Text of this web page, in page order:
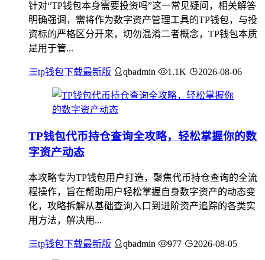
针对“TP钱包本身需要投资吗”这一常见疑问，相关解答
明确强调，需将作为数字资产管理工具的TP钱包，与投
资标的严格区分开来，切勿混淆二者概念，TP钱包本质
是用于管...
tp钱包下载最新版 qbadmin 1.1K 2026-08-06
TP钱包代币持仓查询全攻略，轻松掌握你的数
字资产动态
本攻略专为TP钱包用户打造，聚焦代币持仓查询的全流
程操作，旨在帮助用户轻松掌握自身数字资产的动态变
化，攻略拆解从基础查询入口到进阶资产追踪的各类实
用方法，解决用...
tp钱包下载最新版 qbadmin 977 2026-08-05